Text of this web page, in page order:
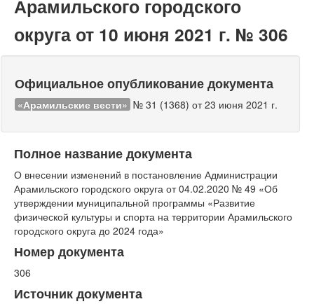
Арамильского городского
округа от 10 июня 2021 г. № 306
Официальное опубликование документа
«Арамильские вести» № 31 (1368) от 23 июня 2021 г.
Полное название документа
О внесении изменений в постановление Администрации
Арамильского городского округа от 04.02.2020 № 49 «Об
утверждении муниципальной программы «Развитие
физической культуры и спорта на территории Арамильского
городского округа до 2024 года»
Номер документа
306
Источник документа